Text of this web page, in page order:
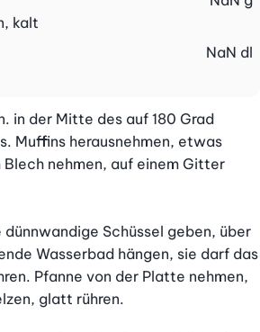
kalt
NaN dl
in der Mitte des auf 180 Grad
Muffins herausnehmen, etwas
Blech nehmen, auf einem Gitter
dünnwandige Schüssel geben, über
Wasserbad hängen, sie darf das
Pfanne von der Platte nehmen,
glatt rühren.